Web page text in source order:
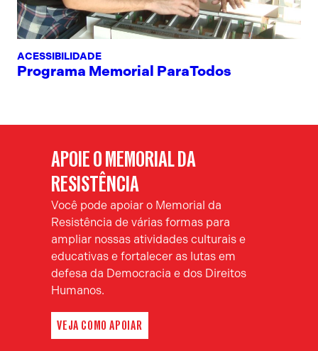
ACESSIBILIDADE
Programa Memorial ParaTodos
APOIE O MEMORIAL DA
RESISTÊNCIA
Você pode apoiar o Memorial da
Resistência de várias formas para
ampliar nossas atividades culturais e
educativas e fortalecer as lutas em
defesa da Democracia e dos Direitos
Humanos.
VEJA COMO APOIAR